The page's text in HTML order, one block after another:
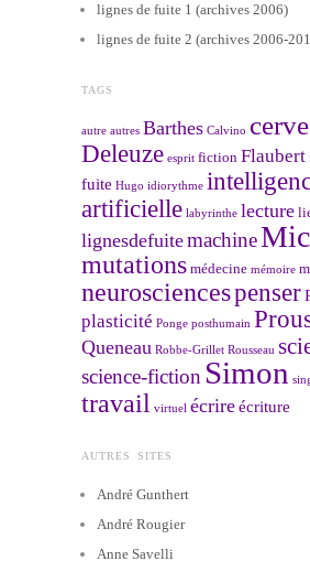
lignes de fuite 1 (archives 2006)
lignes de fuite 2 (archives 2006-
TAGS
autre autres Barthes Calvino
Deleuze esprit fiction Flaubert
fuite Hugo idiorythme
artificielle labyrinthe lecture
lignesdefuitemachine
mutations médecine mémoire
neurosciencespenser
plasticité Ponge posthumain
Queneau Robbe-Grillet Rousseau
science-fiction Simon
travail virtuel écrireécriture
AUTRES SITES
André Gunthert
André Rougier
Anne Savelli